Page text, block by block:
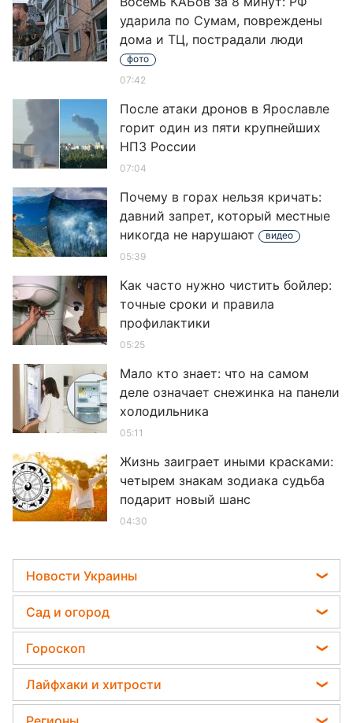
ударила по Сумам, повреждены
дома и ТЦ, пострадали люди
фото
07:42
После атаки дронов в Ярославле
горит один из пяти крупнейших
НПЗ России
07:04
Почему в горах нельзя кричать:
давний запрет, который местные
никогда не нарушают
видео
05:39
Как часто нужно чистить бойлер:
точные сроки и правила
профилактики
05:25
Мало кто знает: что на самом
деле означает снежинка на панели
холодильника
05:11
Жизнь заиграет иными красками:
четырем знакам зодиака судьба
подарит новый шанс
04:30
Новости Украины
Мобилизация
Политика
Отключения света
Телеграм новости Украины
Пенсии в Украине
Сад и огород
Садовод назвал самое эффективное средство
против сорняков
Какая ошибка при поливе растений может их
убить
Гороскоп
Гороскоп на завтра
Гороскоп на неделю
Лайфхаки и хитрости
Авто